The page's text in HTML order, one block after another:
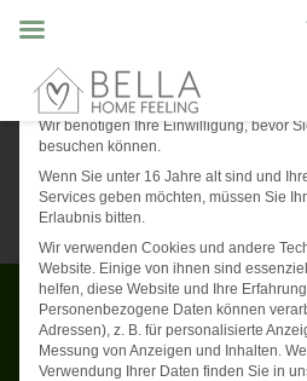
Für begrenzte Zeit: Du erhältst
Einkauf von 20 Euro oder
CodeBHF05im
*Einmalig einlösbar und
Wir benötigen Ihre Einwilligung, bevor
besuchen können.
Wenn Sie unter 16 Jahre alt sind und
Services geben möchten, müssen Sie
Erlaubnis bitten.
Wir verwenden Cookies und andere
Website. Einige von ihnen sind
helfen, diese Website und Ihre
Personenbezogene Daten können
Adressen), z. B. für personalisierte
Messung von Anzeigen und Inhalten.
Verwendung Ihrer Daten finden Sie in